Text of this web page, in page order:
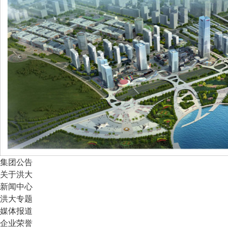
集团公告
关于洪大
新闻中心
洪大专题
媒体报道
企业荣誉